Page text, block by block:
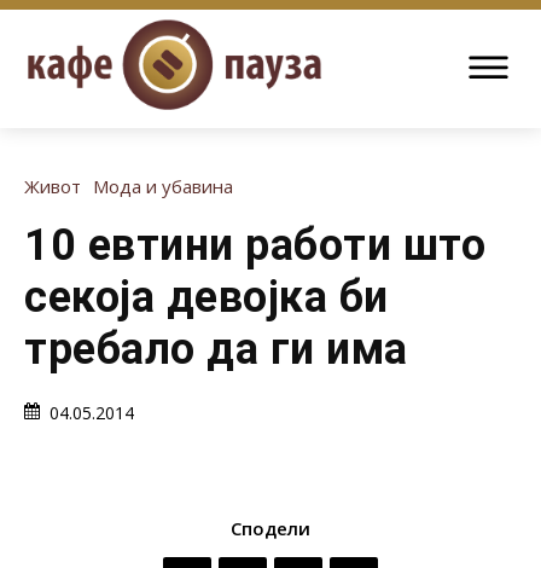
Живот Мода и убавина
10 евтини работи што
секоја девојка би
требало да ги има
04.05.2014
Сподели